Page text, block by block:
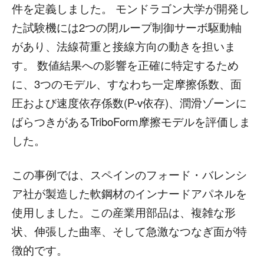
件を定義しました。 モンドラゴン大学が開発し
た試験機には2つの閉ループ制御サーボ駆動軸
があり、法線荷重と接線方向の動きを担いま
す。 数値結果への影響を正確に特定するため
に、3つのモデル、すなわち一定摩擦係数、面
圧および速度依存係数(P-v依存)、潤滑ゾーンに
ばらつきがあるTriboForm摩擦モデルを評価しま
した。
この事例では、スペインのフォード・バレンシ
ア社が製造した軟鋼材のインナードアパネルを
使用しました。この産業用部品は、複雑な形
状、伸張した曲率、そして急激なつなぎ面が特
徴的です。